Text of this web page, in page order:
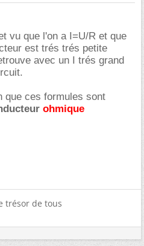
vu que l'on a I=U/R et que
est trés trés petite
avec un I trés grand
que ces formules sont
ohmique
trésor de tous